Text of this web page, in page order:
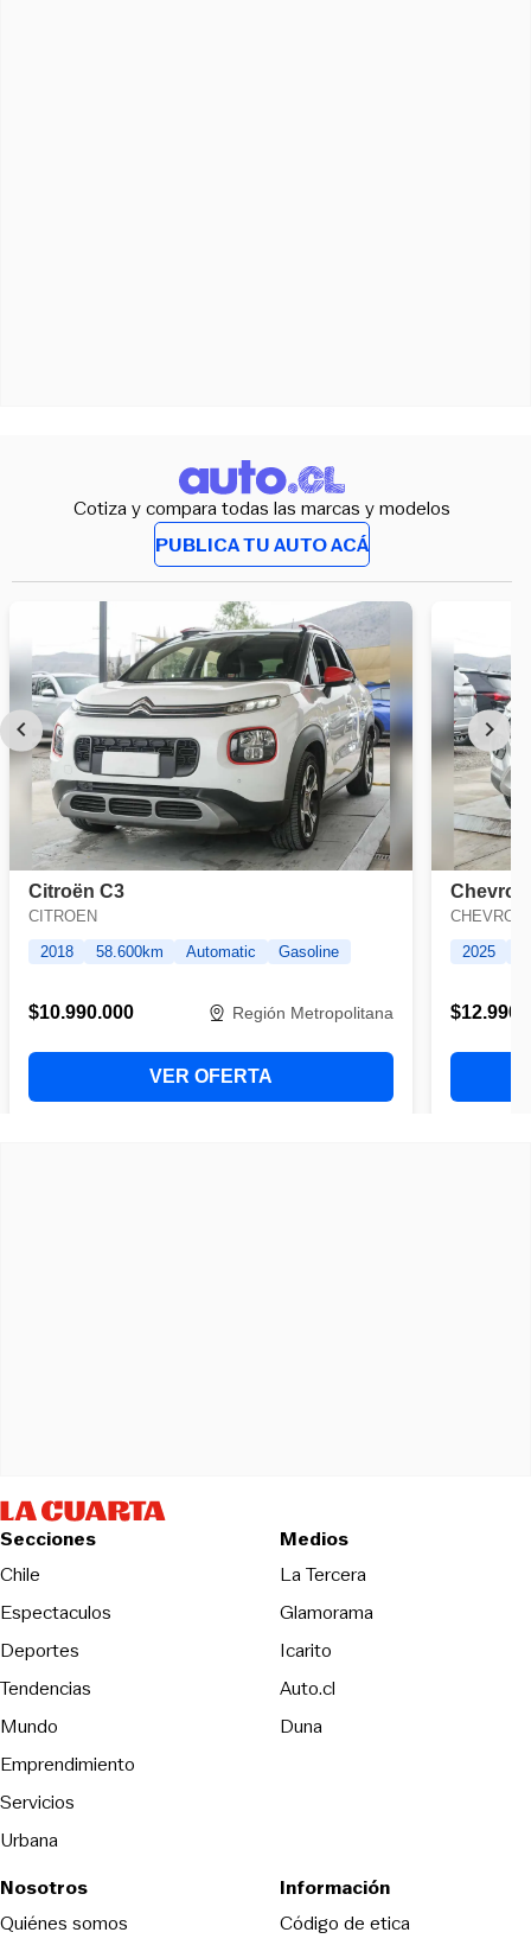
Cotiza y compara todas las marcas y modelos
PUBLICA TU AUTO ACÁ
Secciones
Chile
Espectaculos
Deportes
Tendencias
Mundo
Emprendimiento
Servicios
Urbana
Medios
La TerceraOpens in new
Glamorama
Icarito
Auto.cl
DunaOpens in new window
Nosotros
Quiénes somos
Información
Código de eticaOpens in new